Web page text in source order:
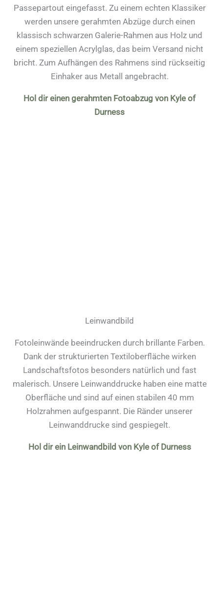
Passepartout eingefasst. Zu einem echten Klassiker
werden unsere gerahmten Abzüge durch einen
klassisch schwarzen Galerie-Rahmen aus Holz und
einem speziellen Acrylglas, das beim Versand nicht
bricht. Zum Aufhängen des Rahmens sind rückseitig
Einhaker aus Metall angebracht.
Hol dir einen gerahmten Fotoabzug von Kyle of
Durness
Leinwandbild
Fotoleinwände beeindrucken durch brillante Farben.
Dank der strukturierten Textiloberfläche wirken
Landschaftsfotos besonders natürlich und fast
malerisch. Unsere Leinwanddrucke haben eine matte
Oberfläche und sind auf einen stabilen 40 mm
Holzrahmen aufgespannt. Die Ränder unserer
Leinwanddrucke sind gespiegelt.
Hol dir ein Leinwandbild von Kyle of Durness